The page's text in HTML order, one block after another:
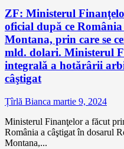
ZF: Ministerul
oficial după ce
Montana, prin care se
mld. dolari. Ministerul
integrală a hotărârii
câştigat
Țîrlă Bianca martie 9, 2024
Ministerul Finanţelor a făcut
România a câştigat în dosarul
Montana,...